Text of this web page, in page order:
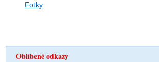
Fotky
Oblíbené odkazy